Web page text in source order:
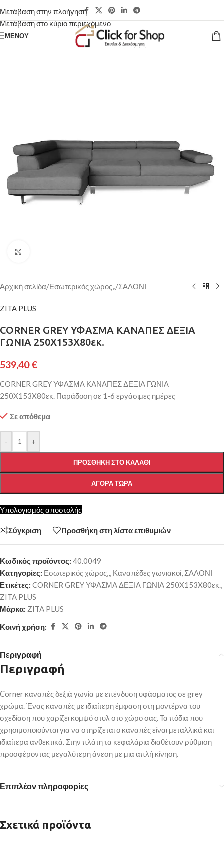
Μετάβαση στην πλοήγηση
Μετάβαση στο κύριο περιεχόμενο
ΜΕΝΟΎ
Αρχική σελίδα/Εσωτερικός χώρος,,/ΣΑΛΟΝΙ
ZITA PLUS
CORNER GREY ΥΦΑΣΜΑ ΚΑΝΑΠΕΣ ΔΕΞΙΑ
ΓΩΝΙΑ 250X153X80εκ.
539,40€
CORNER GREY ΥΦΑΣΜΑ ΚΑΝΑΠΕΣ ΔΕΞΙΑ ΓΩΝΙΑ
250X153X80εκ. Παράδοση σε 1-6 εργάσιμες ημέρες
Σε απόθεμα
- +
ΠΡΟΣΘΉΚΗ ΣΤΟ ΚΑΛΆΘΙ
ΑΓΟΡΆ ΤΏΡΑ
Υπολογισμός αποστολής
Σύγκριση Προσθήκη στη λίστα επιθυμιών
Κωδικός προϊόντος: 40.0049
Κατηγορίες: Εσωτερικός χώρος,,, Καναπέδες γωνιακοί, ΣΑΛΟΝΙ
Ετικέτες: CORNER GREY ΥΦΑΣΜΑ ΔΕΞΙΑ ΓΩΝΙΑ 250X153X80εκ.,
ZITA PLUS
Μάρκα: ZITA PLUS
Κοινή χρήση:
Περιγραφή
Περιγραφή
Corner καναπές δεξιά γωνία με επένδυση υφάσματος σε grey
χρώμα. Ένας καναπές με ιδιαίτερη έμφαση στη μοντέρνα του
σχεδίαση που χαρίζει κομψό στυλ στο χώρο σας. Τα πόδια που
χρησιμοποιούνται για να στηρίζεται ο καναπές είναι μεταλλικά και
ιδιαίτερα ανθεκτικά. Στην πλάτη τα κεφαλάρια διαθέτουν ρύθμιση
προσφέροντας μεγαλύτερη άνεση με μια απλή κίνηση.
Επιπλέον πληροφορίες
Σχετικά προϊόντα